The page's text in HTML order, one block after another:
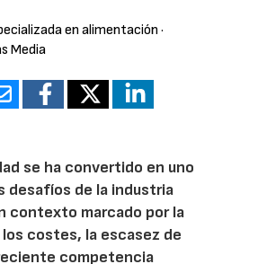
en alimentación ·
Media
se ha convertido en uno
desafíos de la industria
contexto marcado por la
costes, la escasez de
competencia